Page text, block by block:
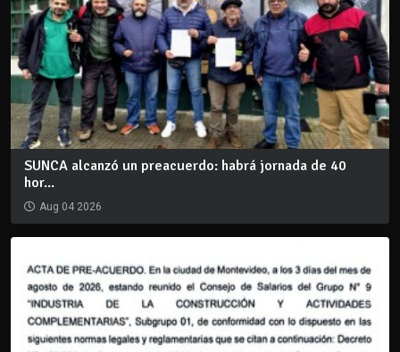
SUNCA alcanzó un preacuerdo: habrá jornada de 40
hor...
Aug 04 2026